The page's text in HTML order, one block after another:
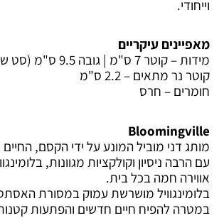
וייחודי.
מאפיינים עיקריים
מידות – קוטר 7 ס"מ | גובה 9.5 ס"מ (סט של 2 יחידות)
קוטר נר מתאים – 2.2 ס"מ
חומרים – חרס
Bloomingville
מותג דני מוביל המונע על ידי הקסם, החיים
עם הרבה ניסיון וקולקציות מגוונות,
אווירה חמה בכל בית.
בלומינגוויל מושרשת עמוק במסורת
במטרה להפיח חיים חדשים והפתעות